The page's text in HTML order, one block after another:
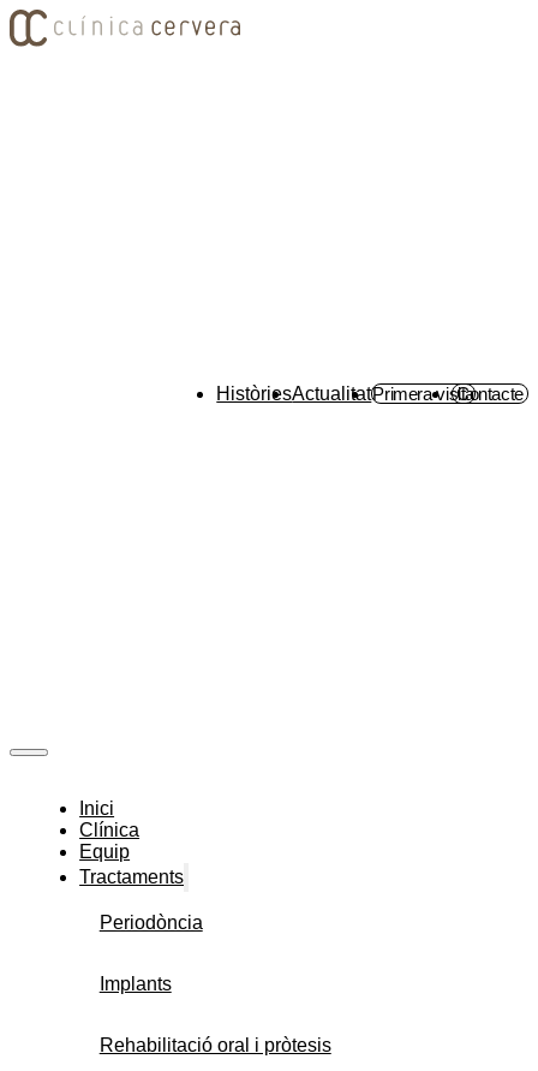
HistòriesActualitatPrimera visitaContacte
Inici
Clínica
Equip
Tractaments
Periodòncia
Implants
Rehabilitació oral i pròtesis